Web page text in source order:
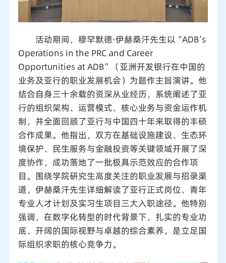
活动期间，穆罕默德·伊赫桑汗先生以“ADB’s
Operations in the PRC and Career
Opportunities at ADB”（亚洲开发银行在中国的
业务及亚行的职业发展机会）为题作主旨演讲。他
结合自身三十余载的资深从业经历，系统阐述了亚
行的组织架构、运营模式、核心业务与资金运作机
制，并全面回顾了亚行与中国四十年来取得的丰硕
合作成果。他指出，双方在基础设施建设、生态环
境保护、民生服务与金融投资等关键领域开展了深
度协作，成功落地了一批极具示范效应的合作项
目。围绕学院研究生高度关注的职业发展与招录渠
道，伊赫桑汗先生详细解读了亚行正式岗位、青年
专业人才计划及实习生项目三大入职途径。他特别
强调，在数字化转型的时代背景下，扎实的专业功
底、开阔的国际视野与卓越的综合素养，是立足国
际组织求职的核心竞争力。